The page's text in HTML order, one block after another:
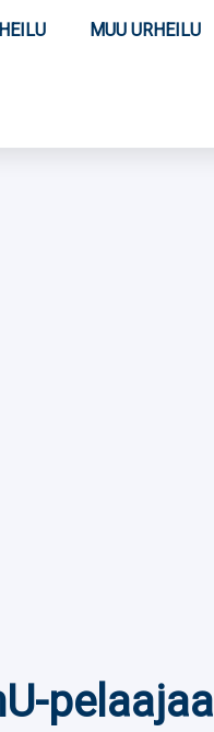
MUU URHEILU
pelaajaa